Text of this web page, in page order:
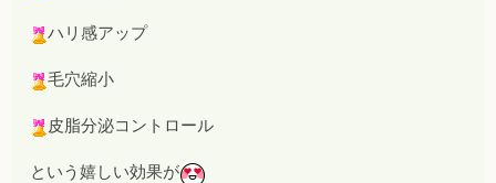
ハリ感アップ
毛穴縮小
皮脂分泌コントロール
という嬉しい効果が